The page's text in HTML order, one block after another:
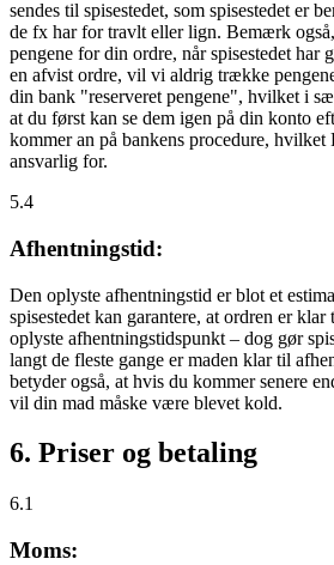
sendes til spisestedet, som spisestedet er
de fx har for travlt eller lign. Bemærk
pengene for din ordre, når spisestedet
en afvist ordre, vil vi aldrig trække
din bank "reserveret pengene", hvilket i
at du først kan se dem igen på din konto
kommer an på bankens procedure,
ansvarlig for.
5.4
Afhentningstid:
Den oplyste afhentningstid er blot et
spisestedet kan garantere, at ordren er
oplyste afhentningstidspunkt – dog gør
langt de fleste gange er maden klar til
betyder også, at hvis du kommer senere
vil din mad måske være blevet kold.
6. Priser og betaling
6.1
Moms: